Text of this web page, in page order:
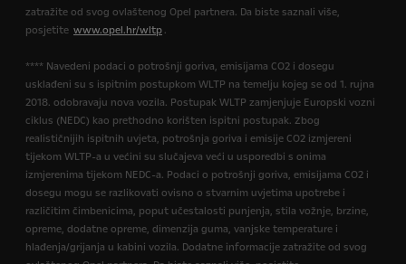
zatražite od svog ovlaštenog Opel partnera. Da biste saznali više,
posjetite www.opel.hr/wltp .
**** Navedeni podaci o potrošnji goriva, emisijama CO2 i dosegu
usklađeni su s ispitnim postupkom WLTP na temelju kojeg se od 1. rujna
2018. odobravaju nova vozila. Postupak WLTP zamjenjuje Europski vozni
ciklus (NEDC) kao prethodno korišten ispitni postupak. Zbog
realističnijih ispitnih uvjeta, potrošnja goriva i emisije CO2 izmjereni
tijekom WLTP-a u većini su slučajeva veći u usporedbi s onima
izmjerenima tijekom NEDC-a. Podaci o potrošnji goriva, emisijama CO2 i
dosegu mogu se razlikovati ovisno o stvarnim uvjetima upotrebe i
različitim čimbenicima, poput učestalosti punjenja, stila vožnje, brzine,
opreme, dodatne opreme, dimenzija guma, vanjske temperature i
hlađenja/grijanja u kabini vozila. Dodatne informacije zatražite od svog